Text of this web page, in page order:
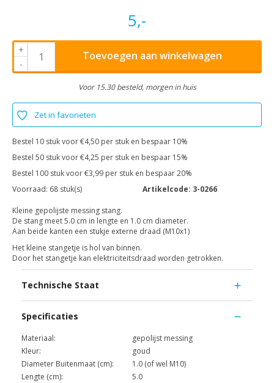
5,-
+
-
Toevoegen aan winkelwagen
Voor 15.30 besteld, morgen in huis
Zet in favorieten
Bestel 10 stuk voor €4,50 per stuk en bespaar 10%
Bestel 50 stuk voor €4,25 per stuk en bespaar 15%
Bestel 100 stuk voor €3,99 per stuk en bespaar 20%
Voorraad: 68 stuk(s) Artikelcode: 3-0266
Kleine gepolijste messing stang.
De stang meet 5.0 cm in lengte en 1.0 cm diameter.
Aan beide kanten een stukje externe draad (M10x1)
Het kleine stangetje is hol van binnen.
Door het stangetje kan elektriciteitsdraad worden getrokken.
Technische Staat
Specificaties
Materiaal:
gepolijst messing
Kleur:
goud
Diameter Buitenmaat (cm):
1.0 (of wel M10)
Lengte (cm):
5.0